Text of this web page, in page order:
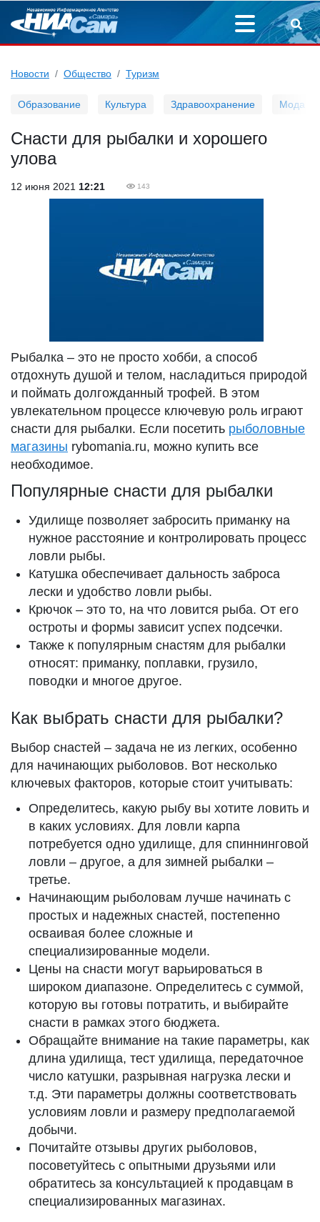
Новости Общество Туризм
Образование Культура Здравоохранение Мода
Снасти для рыбалки и хорошего
улова
12 июня 2021 12:21 143
Рыбалка – это не просто хобби, а способ
отдохнуть душой и телом, насладиться природой
и поймать долгожданный трофей. В этом
увлекательном процессе ключевую роль играют
снасти для рыбалки. Если посетить рыболовные
магазины rybomania.ru, можно купить все
необходимое.
Популярные снасти для рыбалки
Удилище позволяет забросить приманку на
нужное расстояние и контролировать процесс
ловли рыбы.
Катушка обеспечивает дальность заброса
лески и удобство ловли рыбы.
Крючок – это то, на что ловится рыба. От его
остроты и формы зависит успех подсечки.
Также к популярным снастям для рыбалки
относят: приманку, поплавки, грузило,
поводки и многое другое.
Как выбрать снасти для рыбалки?
Выбор снастей – задача не из легких, особенно
для начинающих рыболовов. Вот несколько
ключевых факторов, которые стоит учитывать:
Определитесь, какую рыбу вы хотите ловить и
в каких условиях. Для ловли карпа
потребуется одно удилище, для спиннинговой
ловли – другое, а для зимней рыбалки –
третье.
Начинающим рыболовам лучше начинать с
простых и надежных снастей, постепенно
осваивая более сложные и
специализированные модели.
Цены на снасти могут варьироваться в
широком диапазоне. Определитесь с суммой,
которую вы готовы потратить, и выбирайте
снасти в рамках этого бюджета.
Обращайте внимание на такие параметры, как
длина удилища, тест удилища, передаточное
число катушки, разрывная нагрузка лески и
т.д. Эти параметры должны соответствовать
условиям ловли и размеру предполагаемой
добычи.
Почитайте отзывы других рыболовов,
посоветуйтесь с опытными друзьями или
обратитесь за консультацией к продавцам в
специализированных магазинах.